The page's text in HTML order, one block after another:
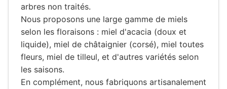
arbres non traités.
Nous proposons une large gamme de miels
selon les floraisons : miel d'acacia (doux et
liquide), miel de châtaignier (corsé), miel toutes
fleurs, miel de tilleul, et d'autres variétés selon
les saisons.
En complément, nous fabriquons artisanalement